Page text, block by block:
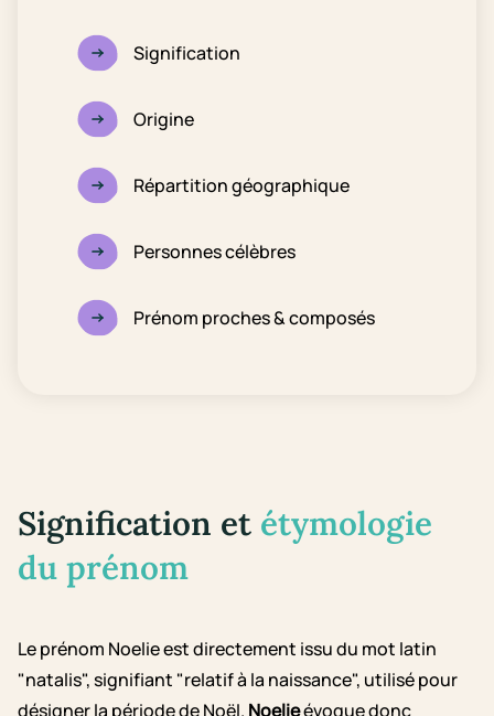
Signification
Origine
Répartition géographique
Personnes célèbres
Prénom proches & composés
Signification et étymologie
du prénom
Le prénom Noelie est directement issu du mot latin
"natalis", signifiant "relatif à la naissance", utilisé pour
désigner la période de Noël. Noelieévoque donc